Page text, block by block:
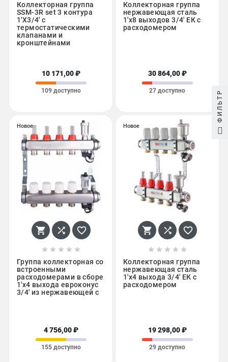
Коллекторная группа
SSM-3R set 3 контура
1'X3/4' с
термостатическими
клапанами и
кронштейнами
10 171,00 ₽
109 доступно
Коллекторная группа
нержавеющая сталь
1'x8 выходов 3/4' ЕК с
расходомером
30 864,00 ₽
27 доступно
Новое
  
    
Группа коллекторная со
встроенными
расходомерами в сборе
1'x4 выхода евроконус
3/4' из нержавеющей с
4 756,00 ₽
155 доступно
Новое
  
    
Коллекторная группа
нержавеющая сталь
1'x4 выхода 3/4' ЕК с
расходомером
19 298,00 ₽
29 доступно
ФИЛЬТР